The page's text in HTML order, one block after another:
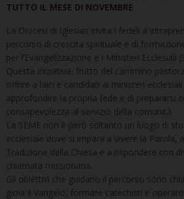
TUTTO IL MESE DI NOVEMBRE
La Diocesi di Iglesias invita i fedeli a
percorso di crescita spirituale e di
per l’Evangelizzazione e i Ministeri Ecclesiali
Questa iniziativa, frutto del cammino
offrire a laici e candidati ai ministeri
approfondire la propria fede e di prepararsi
consapevolezza al servizio della comunità.
La SEME non è però soltanto un luogo di
ecclesiale dove si impara a vivere la Parola,
Tradizione della Chiesa e a rispondere con
chiamata missionaria.
Gli obiettivi che guidano il percorso sono
gioia il Vangelo, formare catechisti e